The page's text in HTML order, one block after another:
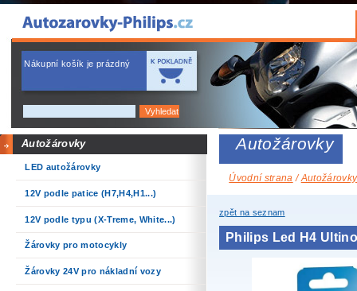
Nákupní košík je prázdný
Autožárovky
LED autožárovky
12V podle patice (H7,H4,H1...)
12V podle typu (X-Treme, White...)
Žárovky pro motocykly
Žárovky 24V pro nákladní vozy
Autožárovky
Úvodní strana /Autožárovky
zpět na seznam
Philips Led H4